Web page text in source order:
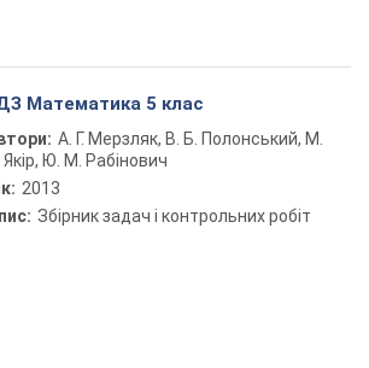
Математика 5 клас
А. Г. Мерзляк, В. Б. Полонський, М.
Якір, Ю. М. Рабінович
2013
Збірник задач і контрольних робіт